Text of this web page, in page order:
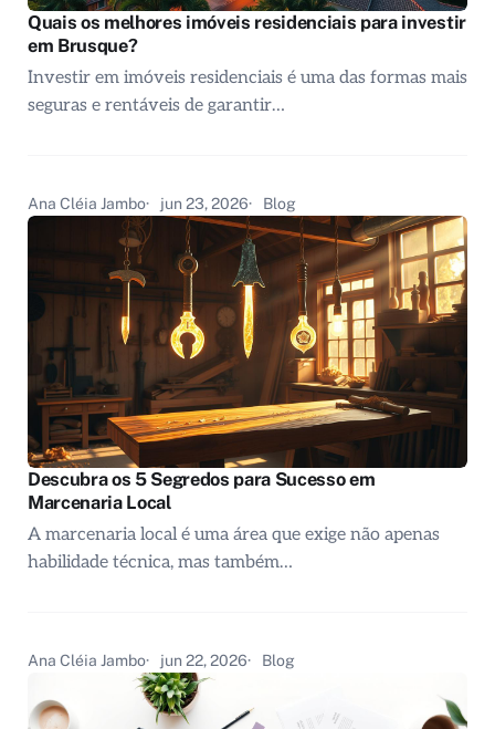
Quais os melhores imóveis residenciais para investir
em Brusque?
Investir em imóveis residenciais é uma das formas mais
seguras e rentáveis de garantir…
Ana Cléia Jambo jun 23, 2026 Blog
Descubra os 5 Segredos para Sucesso em
Marcenaria Local
A marcenaria local é uma área que exige não apenas
habilidade técnica, mas também…
Ana Cléia Jambo jun 22, 2026 Blog